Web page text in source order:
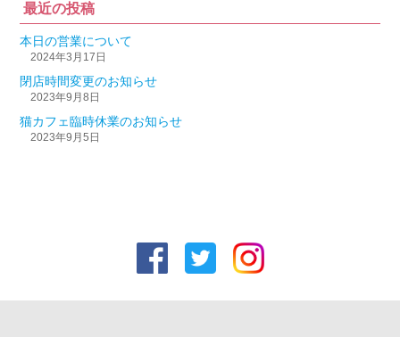
最近の投稿
本日の営業について
2024年3月17日
閉店時間変更のお知らせ
2023年9月8日
猫カフェ臨時休業のお知らせ
2023年9月5日